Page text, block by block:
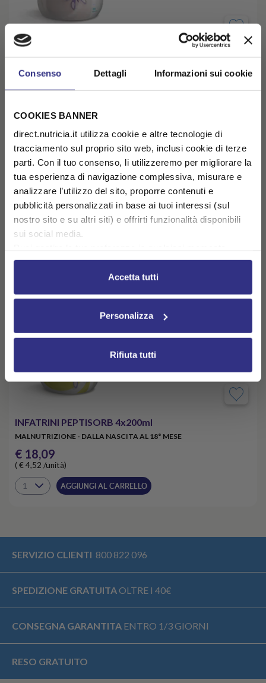
Consenso Dettagli Informazioni sui cookie
COOKIES BANNER
direct.nutricia.it utilizza cookie e altre tecnologie di
tracciamento sul proprio sito web, inclusi cookie di terze
parti. Con il tuo consenso, li utilizzeremo per migliorare la
tua esperienza di navigazione complessiva, misurare e
analizzare l’utilizzo del sito, proporre contenuti e
pubblicità personalizzati in base ai tuoi interessi (sul
nostro sito e su altri siti) e offrirti funzionalità disponibili
sui social media.
cliccando su Impostazioni dei cookie. Ulteriori
informazioni sono disponibili nellaCookie Policy
nella
Accetta tutti
Personalizza
Rifiuta tutti
MALNUTRIZIONE - DALLA NASCITA AL 18° MESE
€ 78,29
AGGIUNGI AL CARRELLO
INFATRINI PEPTISORB 4x200ml
MALNUTRIZIONE - DALLA NASCITA AL 18° MESE
€ 18,09
( € 4,52 /unità)
AGGIUNGI AL CARRELLO
SERVIZIO CLIENTI 800 822 096
SPEDIZIONE GRATUITAOLTRE I 40€
CONSEGNA GARANTITA ENTRO 1/3 GIORNI
RESO GRATUITO